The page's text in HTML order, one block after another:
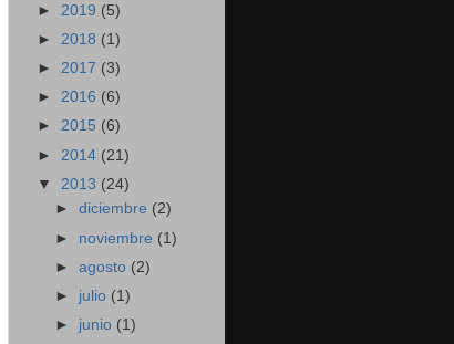
► 2019 (5)
► 2018 (1)
► 2017 (3)
► 2016 (6)
► 2015 (6)
► 2014 (21)
▼ 2013 (24)
►diciembre (2)
► noviembre (1)
►agosto (2)
► julio (1)
► junio (1)